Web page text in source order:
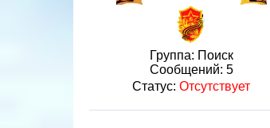
Группа: Поиск
Сообщений: 5
Статус: Отсутствует